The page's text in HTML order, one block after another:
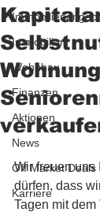
Immobilien
Wohnbau
Finanzen
Aktionen
News
Off Market Deals
Karriere
Wir freuen uns
dürfen, dass
Tagen mit